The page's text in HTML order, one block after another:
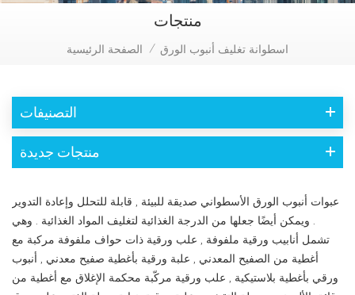
منتجات
الصفحة الرئيسية / اسطوانة تغليف أنبوب الورق
التصنيفات
منتجات جديدة
عبوات أنبوب الورق الأسطواني صديقة للبيئة , قابلة للتحلل وإعادة التدوير
. ويمكن أيضًا جعلها من الدرجة الغذائية لتغليف المواد الغذائية . وهي
تشمل أنابيب ورقية ملفوفة , علب ورقية ذات حواف ملفوفة مركبة مع
أغطية من الصفيح المعدني , علبة ورقية بأغطية صفيح معدني , أنبوب
ورقي بأغطية بلاستيكية , علب ورقية مركّبة محكمة الإغلاق مع أغطية من